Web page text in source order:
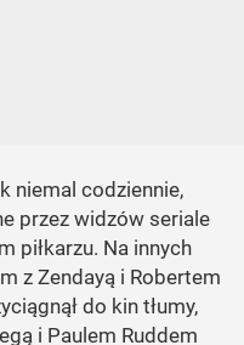
niemal codziennie,
przez widzów seriale
piłkarzu. Na innych
z Zendayą i Robertem
do kin tłumy,
i Paulem Ruddem